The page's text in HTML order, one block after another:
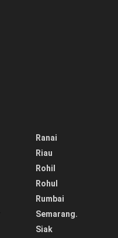
Ranai
Riau
Rohil
Rohul
Rumbai
Semarang.
Siak